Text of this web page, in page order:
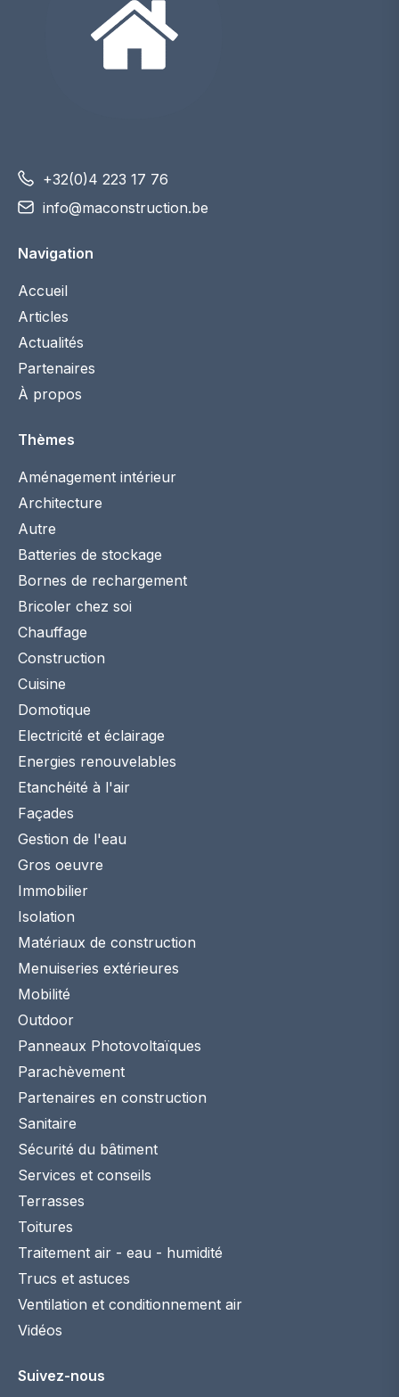
+32(0)4 223 17 76
info@maconstruction.be
Navigation
Accueil
Articles
Actualités
Partenaires
À propos
Thèmes
Aménagement intérieur
Architecture
Autre
Batteries de stockage
Bornes de rechargement
Bricoler chez soi
Chauffage
Construction
Cuisine
Domotique
Electricité et éclairage
Energies renouvelables
Etanchéité à l'air
Façades
Gestion de l'eau
Gros oeuvre
Immobilier
Isolation
Matériaux de construction
Menuiseries extérieures
Mobilité
Outdoor
Panneaux Photovoltaïques
Parachèvement
Partenaires en construction
Sanitaire
Sécurité du bâtiment
Services et conseils
Terrasses
Toitures
Traitement air - eau - humidité
Trucs et astuces
Ventilation et conditionnement air
Vidéos
Suivez-nous